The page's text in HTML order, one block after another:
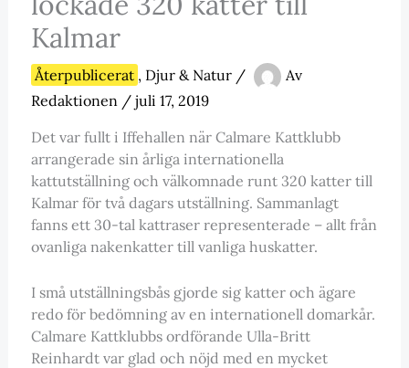
Kalmar
Återpublicerat , Djur & Natur/
Av
Redaktionen / juli 17, 2019
Det var fullt i Iffehallen när Calmare Kattklubb
arrangerade sin årliga internationella
kattutställning och välkomnade runt 320 katter till
Kalmar för två dagars utställning. Sammanlagt
fanns ett 30-tal kattraser representerade – allt från
ovanliga nakenkatter till vanliga huskatter.
I små utställningsbås gjorde sig katter och ägare
redo för bedömning av en internationell domarkår.
Calmare Kattklubbs ordförande Ulla-Britt
Reinhardt var glad och nöjd med en mycket